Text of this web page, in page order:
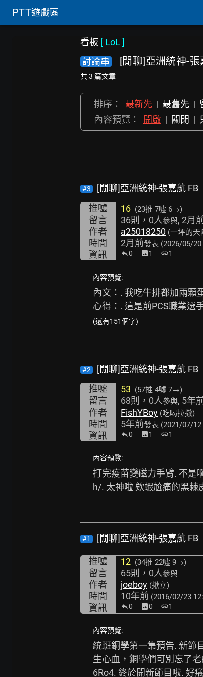
PTT遊戲區
看板 [ LoL ]
討論串
[閒聊]亞洲統神-張
共 3 篇文章
排序： 最新先 | 最舊先 |
內容預覽：
開啟 | 關閉 |
#3
[閒聊]亞洲統神-張嘉航 FB
推噓
16 (23推 7噓 6→)
留言 36則，0人參與, 2月
作者 a25018250 (一坪的天
時間 2月前發表 (2026/05/20
資訊 0 image1 link1
內容預覽:
內文：. 我吃牛排都加兩顆
心得：. 這是前PCS職業選
(還有151個字)
#2
[閒聊]亞洲統神-張嘉航 FB
推噓
53 (57推 4噓 7→)
留言 68則，0人參與, 5年
作者 FishYBoy (吃喝拉撒)
時間 5年前發表 (2021/07/12
資訊 0 image1 link1
內容預覽:
打完疫苗變磁力手臂. 不是
h/. 太神啦 欸蝦尬痛的黑棘
#1 [閒聊]亞洲統神-張嘉航 FB
推噓 12 (34推 22噓 9→)
留言 65則，0人參與
作者 joeboy (揪立)
時間 10年前 (2016/02/23
資訊 0 image0 link1
內容預覽:
統班銅學第一集預告. 新節
生心血，銅學們可別忘了
6Ro4. 終於開新節目啦. 好癢